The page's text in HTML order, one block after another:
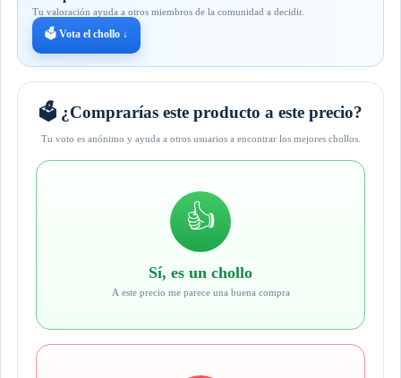
Tu valoración ayuda a otros miembros de la comunidad a decidir.
🗳️ Vota el chollo ↓
🗳️ ¿Comprarías este producto a este precio?
Tu voto es anónimo y ayuda a otros usuarios a encontrar los mejores chollos.
👍
Sí, es un chollo
A este precio me parece una buena compra